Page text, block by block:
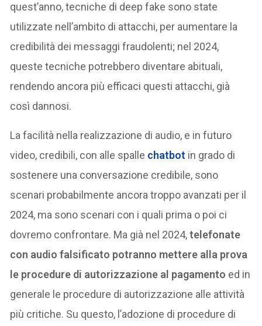
quest’anno, tecniche di deep fake sono state
utilizzate nell’ambito di attacchi, per aumentare la
credibilità dei messaggi fraudolenti; nel 2024,
queste tecniche potrebbero diventare abituali,
rendendo ancora più efficaci questi attacchi, già
così dannosi.
La facilità nella realizzazione di audio, e in futuro
video, credibili, con alle spalle chatbot in grado di
sostenere una conversazione credibile, sono
scenari probabilmente ancora troppo avanzati per il
2024, ma sono scenari con i quali prima o poi ci
dovremo confrontare. Ma già nel 2024,telefonate
con audio falsificato potranno mettere alla prova
le procedure di autorizzazione al pagamento ed in
generale le procedure di autorizzazione alle attività
più critiche. Su questo, l’adozione di procedure di